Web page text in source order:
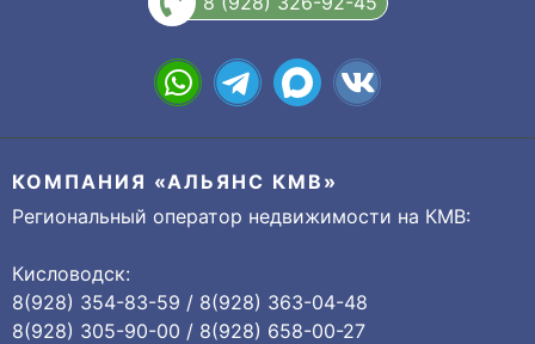
КОМПАНИЯ «АЛЬЯНС КМВ»
Региональный оператор недвижимости на КМВ:
Кисловодск:
8(928) 354-83-59 / 8(928) 363-04-48
8(928) 305-90-00 / 8(928) 658-00-27